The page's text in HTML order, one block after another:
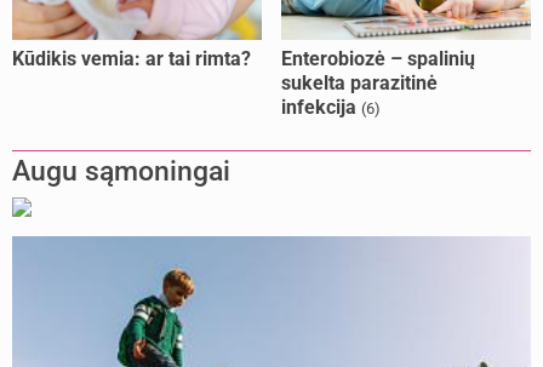
Kūdikis vemia: ar tai rimta?
Enterobiozė – spalinių
sukelta parazitinė
infekcija (6)
Augu sąmoningai